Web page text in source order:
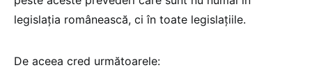
legislația românească, ci în toate legislațiile.
De aceea cred următoarele: